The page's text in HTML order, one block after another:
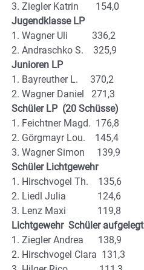
3. Ziegler Katrin 154,0
Jugendklasse LP
1. Wagner Uli 336,2
2. Andraschko S. 325,9
Junioren LP
1. Bayreuther L. 370,2
2. Wagner Daniel 271,3
Schüler LP (20 Schüsse)
1. Feichtner Magd. 176,8
2. Görgmayr Lou. 145,4
3. Wagner Simon 139,9
Schüler Lichtgewehr
1. Hirschvogel Th. 135,6
2. Liedl Julia 124,6
3. Lenz Maxi 119,8
Lichtgewehr Schüler aufgelegt
1. Ziegler Andrea 138,9
2. Hirschvogel Clara 131,3